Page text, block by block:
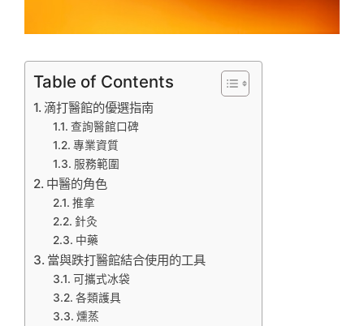
Table of Contents
滴打醫館的優選指南
查詢醫館口碑
專業資質
服務範圍
中醫的角色
推拿
針灸
中藥
當與跌打醫館結合使用的工具
可攜式冰袋
各類護具
燻蒸